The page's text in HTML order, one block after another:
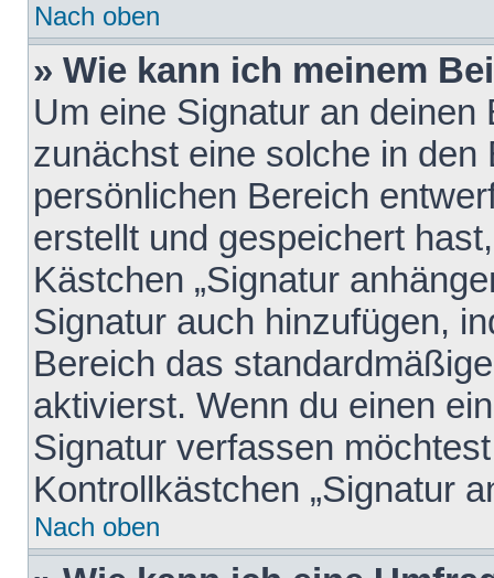
Nach oben
» Wie kann ich meinem
Um eine Signatur an
zunächst eine solche in den
persönlichen Bereich
erstellt und gespeichert
Kästchen „Signatur
Signatur auch hinzufügen,
Bereich das
aktivierst. Wenn du einen
Signatur verfassen
Kontrollkästchen „Signatur
Nach oben